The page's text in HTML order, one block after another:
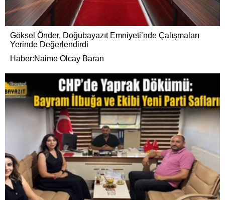
Göksel Önder, Doğubayazıt Emniyeti’nde Çalışmaları
Yerinde Değerlendirdi
Haber:Naime Olcay Baran